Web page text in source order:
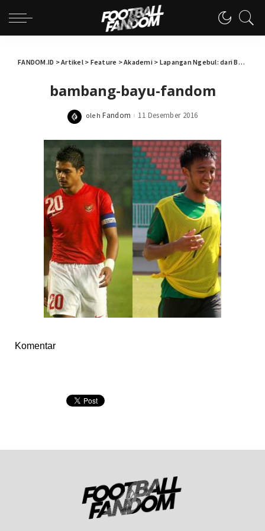
FANDOM.ID >Artikel> Feature >Akademi> Lapangan Ngebul: dari Bambang Pamungkas hingga Bayu Pradana
bambang-bayu-fandom
Posted
oleh Fandom 11 Desember 2016
Komentar